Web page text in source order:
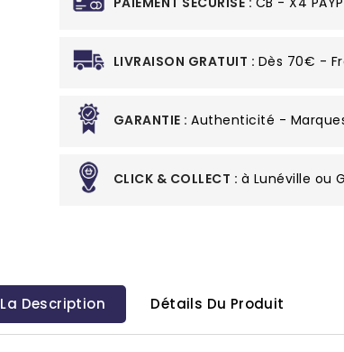
LIVRAISON GRATUIT : Dès 70€ -
GARANTIE : Authenticité -
CLICK & COLLECT : à Lunéville ou
La Description Détails Du Produit